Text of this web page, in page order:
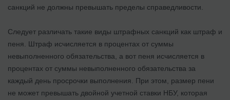
санкций не должны превышать пределы справедливости.
Следует различать такие виды штрафных санкций как штраф и
пеня. Штраф исчисляется в процентах от суммы
невыполненного обязательства, а вот пеня исчисляется в
процентах от суммы невыполненного обязательства за
каждый день просрочки выполнения. При этом, размер пени
не может превышать двойной учетной ставки НБУ, которая